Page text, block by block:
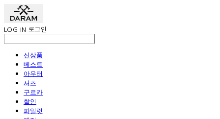
LOG IN 로그인
신상품
베스트
아우터
셔츠
구르카
할인
파일럿